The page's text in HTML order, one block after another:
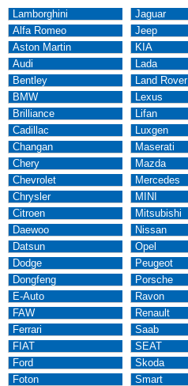
Lamborghini
Alfa Romeo
Aston Martin
Audi
Bentley
BMW
Brilliance
Cadillac
Changan
Chery
Chevrolet
Chrysler
Citroen
Daewoo
Datsun
Dodge
Dongfeng
E-Auto
FAW
Ferrari
FIAT
Ford
Foton
Jaguar
Jeep
KIA
Lada
Land Rover
Lexus
Lifan
Luxgen
Maserati
Mazda
Mercedes
MINI
Mitsubishi
Nissan
Opel
Peugeot
Porsche
Ravon
Renault
Saab
SEAT
Skoda
Smart